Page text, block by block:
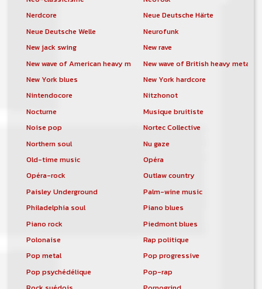
Nerdcore
Neue Deutsche Härte
Neue Deutsche Welle
Neurofunk
New jack swing
New rave
New wave of American heavy metalNew wave of British heavy metal
New York blues
New York hardcore
Nintendocore
Nitzhonot
Nocturne
Musique bruitiste
Noise pop
Nortec Collective
Northern soul
Nu gaze
Old-time music
Opéra
Opéra-rock
Outlaw country
Paisley Underground
Palm-wine music
Philadelphia soul
Piano blues
Piano rock
Piedmont blues
Polonaise
Rap politique
Pop metal
Pop progressive
Pop psychédélique
Pop-rap